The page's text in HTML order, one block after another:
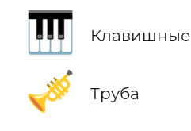
🎹 Клавишные
🎺 Труба